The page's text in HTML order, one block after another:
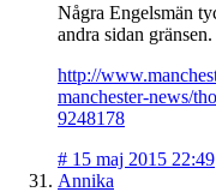
Några Engelsmän
andra sidan gränsen.
http://
manchester-news/
9248178
# 15 maj 2015 22:49
Annika